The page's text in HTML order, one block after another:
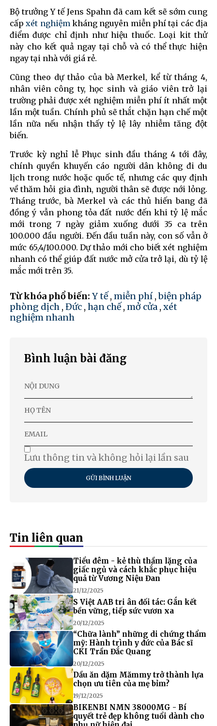
Bộ trưởng Y tế Jens Spahn đã cam kết sẽ sớm cung
cấpxét nghiệmkháng nguyên miễn phí tại các địa
điểm được chỉ định như hiệu thuốc. Loại kit thử
này cho kết quả ngay tại chỗ và có thể thực hiện
ngay tại nhà với giá rẻ.
Cũng theo dự thảo của bà Merkel, kể từ tháng 4,
nhân viên công ty, học sinh và giáo viên trở lại
trường phải được xét nghiệm miễn phí ít nhất một
lần một tuần. Chính phủ sẽ thắt chặn hạn chế một
lần nữa nếu nhận thấy tỷ lệ lây nhiễm tăng đột
biến.
Trước kỳ nghỉ lễ Phục sinh đầu tháng 4 tới đây,
chính quyền khuyến cáo người dân không đi du
lịch trong nước hoặc quốc tế, nhưng các quy định
về thăm hỏi gia đình, người thân sẽ được nới lỏng.
Tháng trước, bà Merkel và các thủ hiến bang đã
đồng ý vẫn phong tỏa đất nước đến khi tỷ lệ mắc
mới trong 7 ngày giảm xuống dưới 35 ca trên
100.000 đầu người. Đến đầu tuần này, con số vẫn ở
mức 65,4/100.000. Dự thảo mới cho biết xét nghiệm
nhanh có thể giúp đất nước mở cửa trở lại, dù tỷ lệ
mắc mới trên 35.
Từ khóa phổ biến: Y tế, miễn phí ,biện pháp
phòng dịch , Đức , hạn chế, mở cửa , xét
nghiệm nhanh
Bình luận bài đăng
Lưu thông tin và không hỏi lại lần sau
GỬI BÌNH LUẬN
Tin liên quan
Tiểu đêm - kẻ thù thầm lặng của
giấc ngủ và cách khắc phục hiệu
quả từ Vương Niệu Đan
21/12/2025
S Việt AAB tri ân đối tác: Gắn kết
bền vững, tiếp sức vươn xa
20/12/2025
“Chữa lành” những di chứng thẩm
mỹ: Hành trình y đức của Bác sĩ
CKI Trần Đắc Quang
20/12/2025
Dầu ăn dặm Mămmy trở thành lựa
chọn ưu tiên của mẹ bỉm?
19/12/2025
BIKENBI NMN 38000MG - Bí
quyết trẻ đẹp không tuổi dành cho